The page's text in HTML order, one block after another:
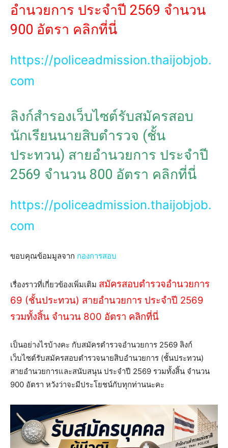
อำนวยการ ประจำปี 2569 จำนวน
900 อัตรา คลิกที่นี่
https://policeadmission.thaijobjob.
com
ลิงก์สำรองเว็บไซต์รับสมัครสอบ
นักเรียนนายสิบตำรวจ (ชั้น
ประทวน) สายอำนวยการ ประจำปี
2569 จำนวน 800 อัตรา คลิกที่นี่
https://policeadmission.thaijobjob.
com
ขอบคุณข้อมมูลจาก กองการสอบ
เรื่องราวที่เกี่ยวข้องเพิ่มเติม สมัครสอบตํารวจอํานวยการ
69 (ชั้นประทวน) สายอำนวยการ ประจำปี 2569
รวมทั้งสิ้น จำนวน 800 อัตรา คลิกที่นี่
เป็นอย่างไรบ้างคะ กับสมัครตํารวจอํานวยการ 2569 ลิงก์
เว็บไซต์รับสมัครสอบตํารวจนายสิบอํานวยการ (ชั้นประทวน)
สายอำนวยการและสนับสนุน ประจำปี 2569 รวมทั้งสิ้น จำนวน
900 อัตรา หวังว่าจะมีประโยชน์กับทุกท่านนะคะ